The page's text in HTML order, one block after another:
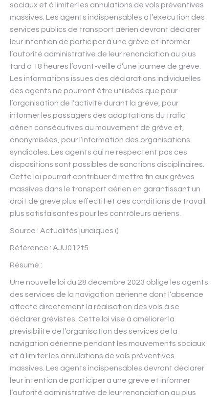
sociaux et à limiter les annulations de vols préventives
massives. Les agents indispensables à l’exécution des
services publics de transport aérien devront déclarer
leur intention de participer à une grève et informer
l’autorité administrative de leur renonciation au plus
tard à 18 heures l’avant-veille d’une journée de grève.
Les informations issues des déclarations individuelles
des agents ne pourront être utilisées que pour
l’organisation de l’activité durant la grève, pour
informer les passagers des adaptations du trafic
aérien consécutives au mouvement de grève et,
anonymisées, pour l’information des organisations
syndicales. Les agents qui ne respectent pas ces
dispositions sont passibles de sanctions disciplinaires.
Cette loi pourrait contribuer à mettre fin aux grèves
massives dans le transport aérien en garantissant un
droit de grève plus effectif et des conditions de travail
plus satisfaisantes pour les contrôleurs aériens.
Source : Actualités juridiques ()
Référence : AJU012t5
Résumé :
Une nouvelle loi du 28 décembre 2023 oblige les agents
des services de la navigation aérienne dont l’absence
affecte directement la réalisation des vols à se
déclarer grévistes. Cette loi vise à améliorer la
prévisibilité de l’organisation des services de la
navigation aérienne pendant les mouvements sociaux
et à limiter les annulations de vols préventives
massives. Les agents indispensables devront déclarer
leur intention de participer à une grève et informer
l’autorité administrative de leur renonciation au plus